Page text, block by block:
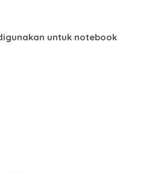
untuk notebook